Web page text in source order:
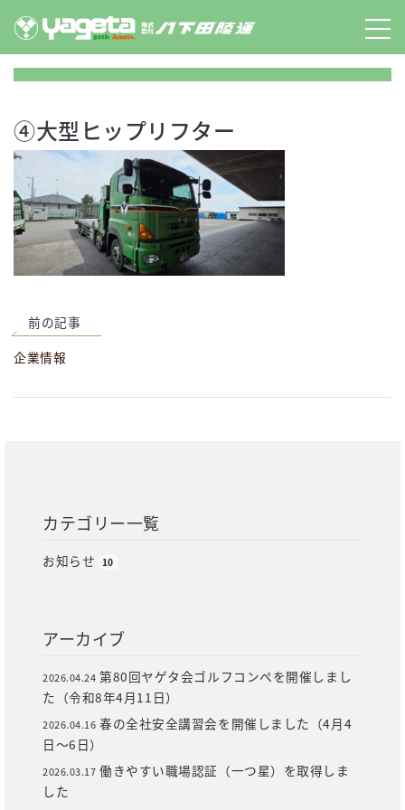
content
④大型ヒップリフター
前の記事
企業情報
カテゴリー一覧
お知らせ 10
アーカイブ
2026.04.24 第80回ヤゲタ会ゴルフコンペを開催しまし
た（令和8年4月11日）
2026.04.16 春の全社安全講習会を開催しました（4月4
日～6日）
2026.03.17 働きやすい職場認証（一つ星）を取得しま
した